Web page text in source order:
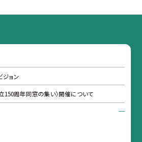
ョン
150周年同窓の集い）開催について